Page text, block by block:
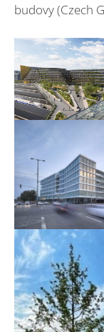
budovy (Czech